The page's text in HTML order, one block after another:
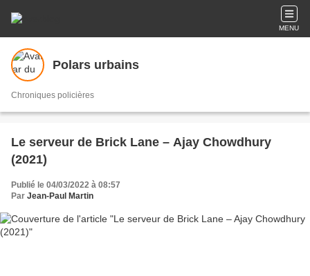
MENU
Polars urbains
Chroniques policières
Le serveur de Brick Lane – Ajay Chowdhury
(2021)
Publié le 04/03/2022 à 08:57
Par Jean-Paul Martin